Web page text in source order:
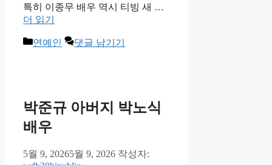
특히 이종무 배우 역시 티빙 새 …
더 읽기
카
연예인 댓글 남기기
박준규 아버지 박노식
배우
5월 9, 20265월 9, 2026 작성자: